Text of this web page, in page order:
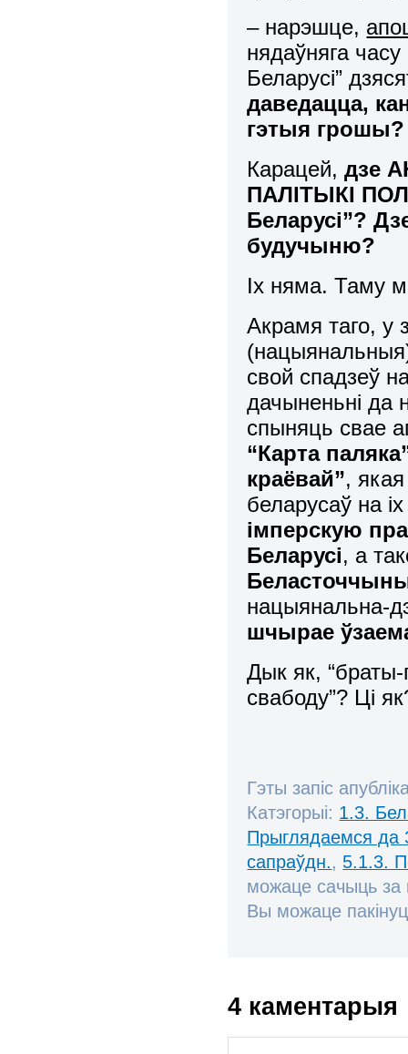
– нарэшце,
нядаўняга
Беларусі”
даведацца,
гэтыя грошы?
Карацей,дзе
ПАЛІТЫКІ
Беларусі”?
будучыню?
Іх няма. Таму
Акрамя таго, у
свой спадзеў
дачыненьні да
спыняць свае
“Карта
краёвай”,
беларусаў на
імперскую
Беларусі, а
нацыянальна-
шчырае
Дык як,
свабоду”? Ці
Гэты запіс
Катэгорыі: 1.3.
Прыглядаемся да
сапраўдн., 5.1.3.
можаце сачыць
Вы можаце
4 каментарыя